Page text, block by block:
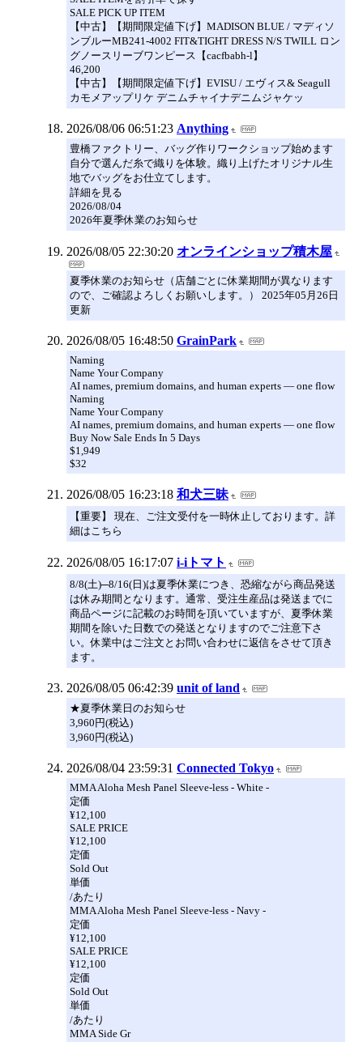
SALE PICK UP ITEM
【中古】【期間限定値下げ】MADISON BLUE / マディソ
ンブルーMB241-4002 FIT&TIGHT DRESS N/S TWILL ロン
グノースリーブワンピース【cacfbabh-l】
46,200
【中古】【期間限定値下げ】EVISU / エヴィス& Seagull
カモメアップリケ デニムチャイナデニムジャケッ
2026/08/06 06:51:23 Anything
豊橋ファクトリー、バッグ作りワークショップ始めます
自分で選んだ糸で織りを体験。織り上げたオリジナル生
地でバッグをお仕立てします。
詳細を見る
2026/08/04
2026年夏季休業のお知らせ
2026/08/05 22:30:20 オンラインショップ積木屋
夏季休業のお知らせ（店舗ごとに休業期間が異なります
ので、ご確認よろしくお願いします。） 2025年05月26日
更新
2026/08/05 16:48:50 GrainPark
Naming
Name Your Company
AI names, premium domains, and human experts — one flow
Naming
Name Your Company
AI names, premium domains, and human experts — one flow
Buy Now Sale Ends In 5 Days
$1,949
$32
2026/08/05 16:23:18 和犬三昧
【重要】 現在、ご注文受付を一時休止しております。詳
細はこちら
2026/08/05 16:17:07 i-iトマト
8/8(土)─8/16(日)は夏季休業につき、恐縮ながら商品発送
は休み期間となります。通常、受注生産品は発送までに
商品ページに記載のお時間を頂いていますが、夏季休業
期間を除いた日数での発送となりますのでご注意下さ
い。休業中はご注文とお問い合わせに返信をさせて頂き
ます。
2026/08/05 06:42:39 unit of land
★夏季休業日のお知らせ
3,960円(税込)
3,960円(税込)
2026/08/04 23:59:31 Connected Tokyo
MMA Aloha Mesh Panel Sleeve-less - White -
定価
¥12,100
SALE PRICE
¥12,100
定価
Sold Out
単価
/あたり
MMA Aloha Mesh Panel Sleeve-less - Navy -
定価
¥12,100
SALE PRICE
¥12,100
定価
Sold Out
単価
/あたり
MMA Side Gr